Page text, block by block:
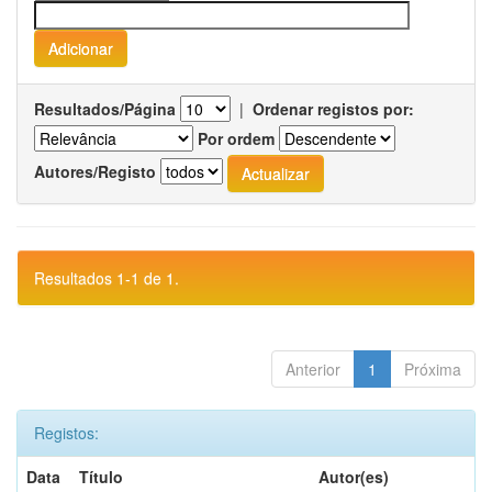
Resultados/Página | Ordenar registos por:
Por ordem
Autores/Registo
Resultados 1-1 de 1.
Anterior 1 Próxima
Registos:
Data
Título
Autor(es)